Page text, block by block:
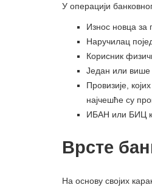
У операцији
Износ новца за
Наручилац
Корисник
Један или више
Провизије,
најчешће су
ИБАН или БИЦ
Врсте
На основу својих